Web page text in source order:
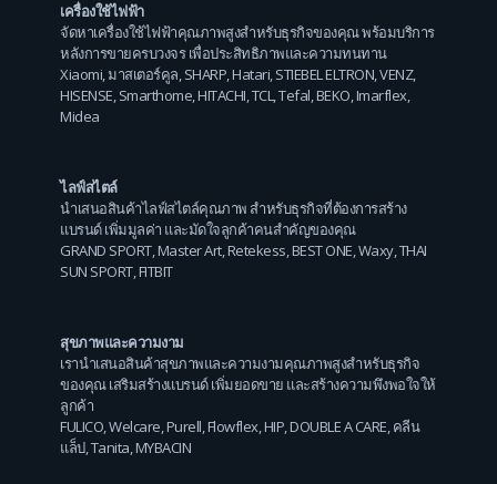
เครื่องใช้ไฟฟ้า
จัดหาเครื่องใช้ไฟฟ้าคุณภาพสูงสำหรับธุรกิจของคุณ พร้อมบริการ
หลังการขายครบวงจร เพื่อประสิทธิภาพและความทนทาน
Xiaomi,มาสเตอร์คูล,SHARP,Hatari,STIEBEL ELTRON,VENZ,
HISENSE,Smarthome,HITACHI,TCL,Tefal,BEKO,Imarflex,
Midea
ไลฟ์สไตล์
นำเสนอสินค้าไลฟ์สไตล์คุณภาพ สำหรับธุรกิจที่ต้องการสร้าง
แบรนด์ เพิ่มมูลค่า และมัดใจลูกค้าคนสำคัญของคุณ
GRAND SPORT,Master Art,Retekess,BEST ONE,Waxy,THAI
SUN SPORT,FITBIT
สุขภาพและความงาม
เรานำเสนอสินค้าสุขภาพและความงามคุณภาพสูงสำหรับธุรกิจ
ของคุณ เสริมสร้างแบรนด์ เพิ่มยอดขาย และสร้างความพึงพอใจให้
ลูกค้า
FULICO Welcare Purell Flowflex HIP DOUBLE A CARE คลีน
แล็ป, Tanita MYBACIN